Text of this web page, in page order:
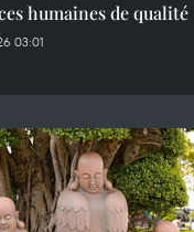
humaines de qualité
03:01